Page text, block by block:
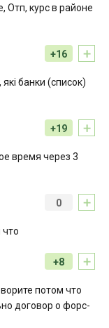
Отп, курс в районе
+
+16
банки (список)
+
+19
время через 3
+
0
+
+8
потом что
договор о форс-